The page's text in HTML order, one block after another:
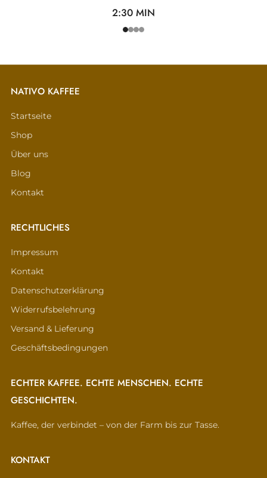
2:30 MIN
NATIVO KAFFEE
Startseite
Shop
Über uns
Blog
Kontakt
RECHTLICHES
Impressum
Kontakt
Datenschutzerklärung
Widerrufsbelehrung
Versand & Lieferung
Geschäftsbedingungen
ECHTER KAFFEE. ECHTE MENSCHEN. ECHTE
GESCHICHTEN.
Kaffee, der verbindet – von der Farm bis zur Tasse.
KONTAKT